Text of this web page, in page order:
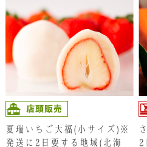
夏瑞いちご大福(小サイズ)※
発送に2日要する地域(北海
2